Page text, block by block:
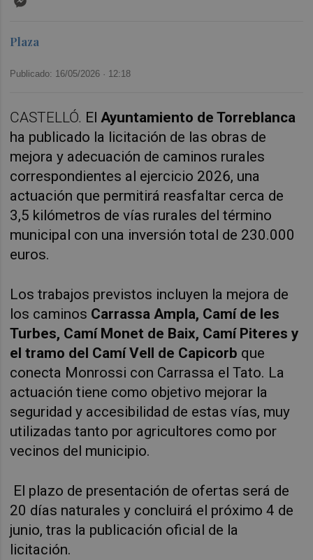
Plaza
Publicado: 16/05/2026 · 12:18
CASTELLÓ. El Ayuntamiento de Torreblanca
ha publicado la licitación de las obras de
mejora y adecuación de caminos rurales
correspondientes al ejercicio 2026, una
actuación que permitirá reasfaltar cerca de
3,5 kilómetros de vías rurales del término
municipal con una inversión total de 230.000
euros.
Los trabajos previstos incluyen la mejora de
los caminos Carrassa Ampla, Camí de les
Turbes, Camí Monet de Baix, Camí Piteres y
el tramo del Camí Vell de Capicorb que
conecta Monrossi con Carrassa el Tato. La
actuación tiene como objetivo mejorar la
seguridad y accesibilidad de estas vías, muy
utilizadas tanto por agricultores como por
vecinos del municipio.
El plazo de presentación de ofertas será de
20 días naturales y concluirá el próximo 4 de
junio, tras la publicación oficial de la
licitación.